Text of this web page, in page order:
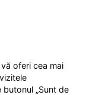
oferi cea mai
„Sunt de